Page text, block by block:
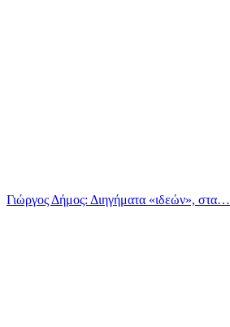
Γιώργος Δήμος: Διηγήματα «ιδεών», στα…